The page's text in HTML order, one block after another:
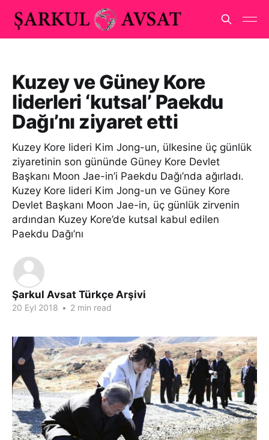
Kuzey ve Güney Kore
liderleri ‘kutsal’ Paekdu
Dağı’nı ziyaret etti
Kuzey Kore lideri Kim Jong-un, ülkesine üç günlük
ziyaretinin son gününde Güney Kore Devlet
Başkanı Moon Jae-in’i Paekdu Dağı’nda ağırladı.
Kuzey Kore lideri Kim Jong-un ve Güney Kore
Devlet Başkanı Moon Jae-in, üç günlük zirvenin
ardından Kuzey Kore’de kutsal kabul edilen
Paekdu Dağı’nı
Şarkul Avsat Türkçe Arşivi
20 Eyl 2018 • 2 min read